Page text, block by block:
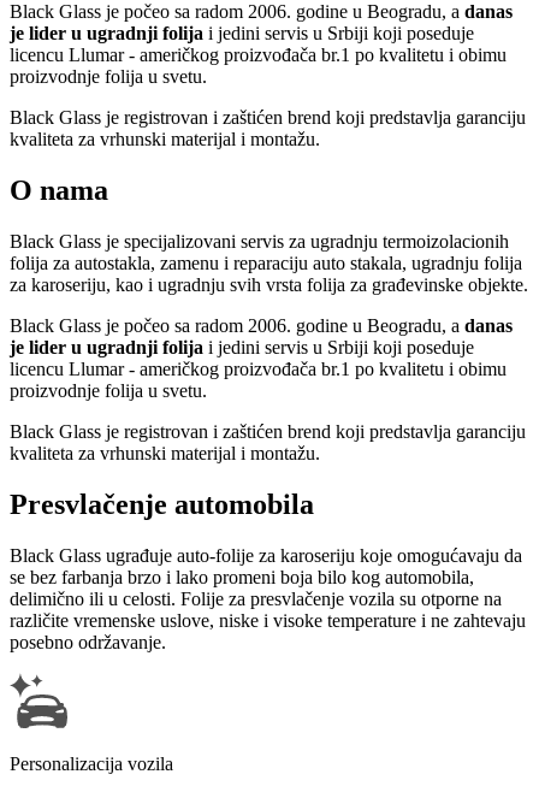
Black Glass je počeo sa radom 2006. godine u Beogradu, a danas
je lider u ugradnji folija i jedini servis u Srbiji koji poseduje
licencu Llumar - američkog proizvođača br.1 po kvalitetu i obimu
proizvodnje folija u svetu.
Black Glass je registrovan i zaštićen brend koji predstavlja garanciju
kvaliteta za vrhunski materijal i montažu.
O nama
Black Glass je specijalizovani servis za ugradnju termoizolacionih
folija za autostakla, zamenu i reparaciju auto stakala, ugradnju folija
za karoseriju, kao i ugradnju svih vrsta folija za građevinske objekte.
Black Glass je počeo sa radom 2006. godine u Beogradu, a danas
je lider u ugradnji folija i jedini servis u Srbiji koji poseduje
licencu Llumar - američkog proizvođača br.1 po kvalitetu i obimu
proizvodnje folija u svetu.
Black Glass je registrovan i zaštićen brend koji predstavlja garanciju
kvaliteta za vrhunski materijal i montažu.
Presvlačenje automobila
Black Glass ugrađuje auto-folije za karoseriju koje omogućavaju da
se bez farbanja brzo i lako promeni boja bilo kog automobila,
delimično ili u celosti. Folije za presvlačenje vozila su otporne na
različite vremenske uslove, niske i visoke temperature i ne zahtevaju
posebno održavanje.
Personalizacija vozila